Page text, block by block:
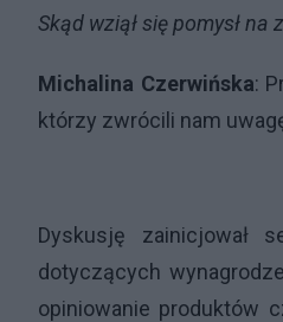
Skąd wziął się pomysł
Michalina Czerwińska:
którzy zwrócili nam
Dyskusję zainicjował
dotyczących
opiniowanie produktów